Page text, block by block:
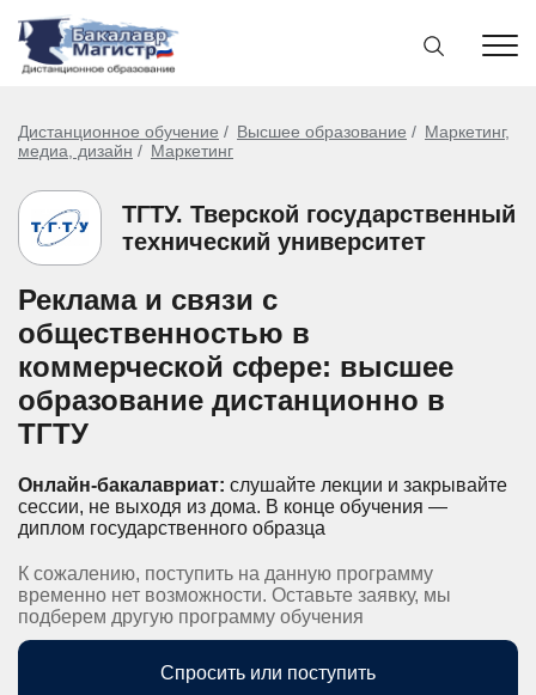
Дистанционное обучение Высшее образование
Маркетинг,
медиа, дизайн
Маркетинг
ТГТУ. Тверской государственный
технический университет
Реклама и связи с
общественностью в
коммерческой сфере: высшее
образование дистанционно в
ТГТУ
Онлайн-бакалавриат: слушайте лекции и закрывайте
сессии, не выходя из дома. В конце обучения —
диплом государственного образца
К сожалению, поступить на данную программу
временно нет возможности. Оставьте заявку, мы
подберем другую программу обучения
Спросить или поступить